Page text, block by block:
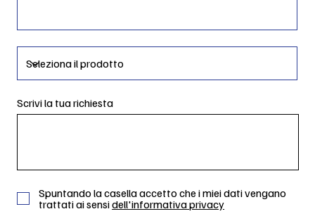
Scrivi la tua richiesta
Spuntando la casella accetto che i miei dati vengano
trattati ai sensidell'informativa privacy